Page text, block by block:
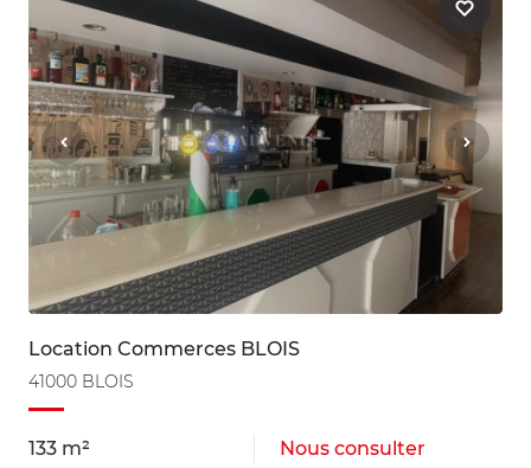
Location Commerces BLOIS
41000 BLOIS
133 m² Nous consulter